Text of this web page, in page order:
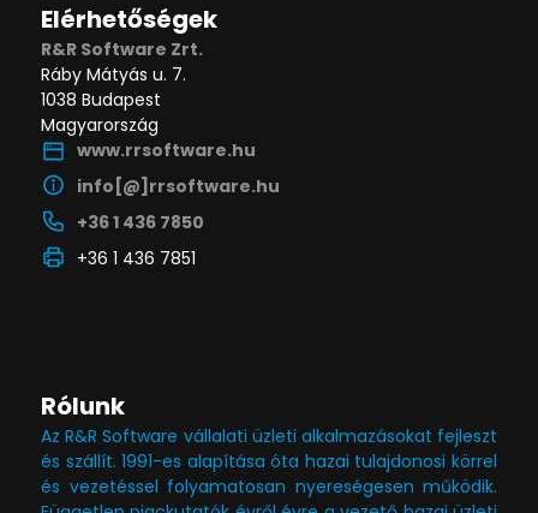
Elérhetőségek
R&R Software Zrt.
Ráby Mátyás u. 7.
1038 Budapest
Magyarország
www.rrsoftware.hu
info[@]rrsoftware.hu
+36 1 436 7850
+36 1 436 7851
Rólunk
Az R&R Software vállalati üzleti alkalmazásokat fejleszt
és szállít. 1991-es alapítása óta hazai tulajdonosi körrel
és vezetéssel folyamatosan nyereségesen működik.